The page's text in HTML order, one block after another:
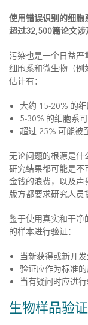
使用错误识别的细胞
超过32,500篇论文涉
污染也是一个日益严
细胞系和微生物（例
估计有：
大约 15-20% 的
5-30% 的细胞系
超过 25% 可能被
无论问题的根源是什
研究结果都可能是不
金钱的浪费，以及声
版方都要求研究人员
鉴于使用真实和干净
的样本进行验证：
当新获得或新开
验证应作为标准
当有疑问时应进
生物样品验